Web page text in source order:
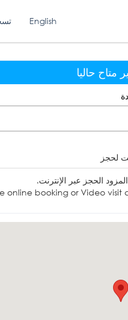
English
متاح حاليا
لحجز
الحجز عبر الإنترنت.
online booking or Video visit